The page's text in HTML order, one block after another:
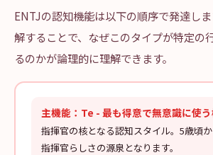
ENTJの認知機能は以下の順序で発達し
解することで、なぜこのタイプが特定の
るのかが論理的に理解できます。
主機能：Te - 最も得意で無意識に使
指揮官の核となる認知スタイル。5歳頃か
指揮官らしさの源泉となります。